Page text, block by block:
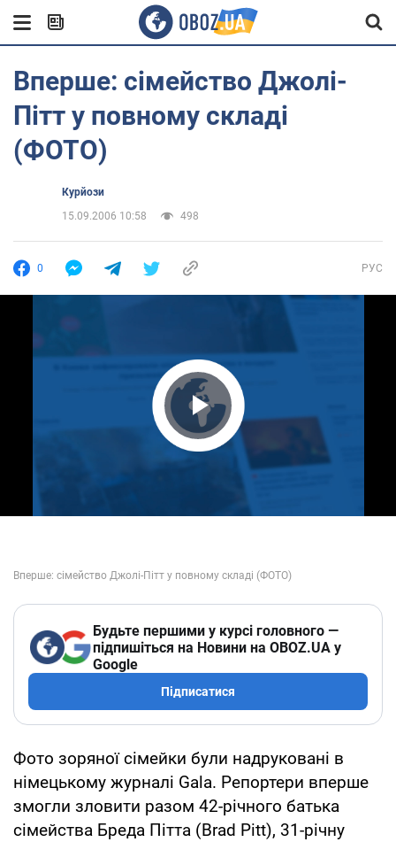
Вперше: сімейство Джолі-
Пітт у повному складі
(ФОТО)
Курйози
15.09.2006 10:58
498
0 РУС
Play Video
Будьте першими у курсі головного —
підпишіться на Новини на OBOZ.UA у
Google
Підписатися
Фото зоряної сімейки були надруковані в
німецькому журналі Gala. Репортери вперше
змогли зловити разом 42-річного батька
сімейства Бреда Пітта (Brad Pitt), 31-річну